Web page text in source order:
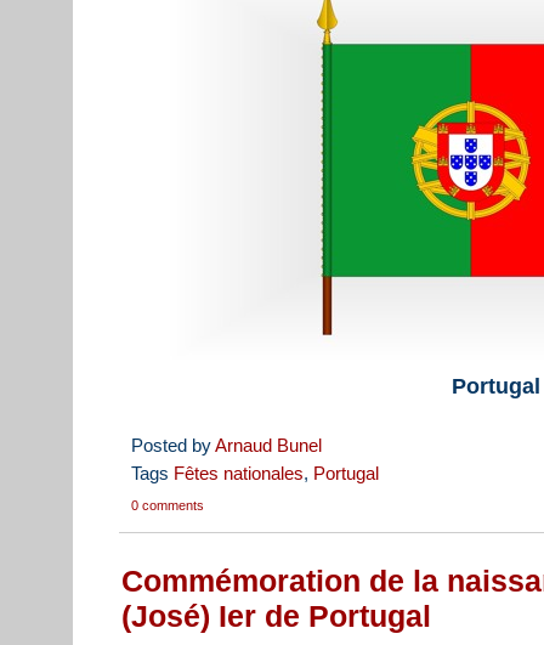
Portugal
Posted byArnaud Bunel
Tags Fêtes nationales, Portugal
0 comments
Commémoration de la
(José) Ier de Portugal